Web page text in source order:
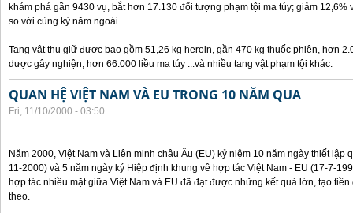
khám phá gần 9430 vụ, bắt hơn 17.130 đối tượng phạm tội ma túy; giảm 12,6%
so với cùng kỳ năm ngoái.
Tang vật thu giữ được bao gồm 51,26 kg heroin, gần 470 kg thuốc phiện, hơn
dược gây nghiện, hơn 66.000 liều ma túy ...và nhiều tang vật phạm tội khác.
QUAN HỆ VIỆT NAM VÀ EU TRONG 10 NĂM QUA
Fri, 11/10/2000 - 03:50
Năm 2000, Việt Nam và Liên minh châu Âu (EU) kỷ niệm 10 năm ngày thiết lập
11-2000) và 5 năm ngày ký Hiệp định khung về hợp tác Việt Nam - EU (17-7-
hợp tác nhiều mặt giữa Việt Nam và EU đã đạt được những kết quả lớn, tạo
theo.